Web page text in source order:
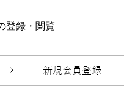
登録・閲覧